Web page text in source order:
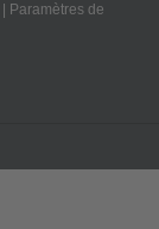
Paramètres de